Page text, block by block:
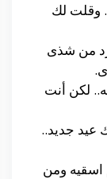
وقلت لك
من شذى
لكن أنت
عيد جديد..
اسقيه ومن